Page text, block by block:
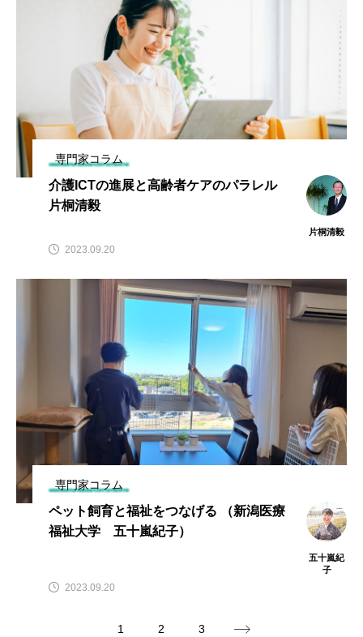
専門家コラム
介護ICTの進展と高齢者ケアのパラレル
片桐清毅
片桐清毅
2023.09.20
専門家コラム
ペット飼育と福祉をつなげる （新潟医療
福祉大学 五十嵐紀子）
五十嵐紀
子
2023.09.20
1 2 3